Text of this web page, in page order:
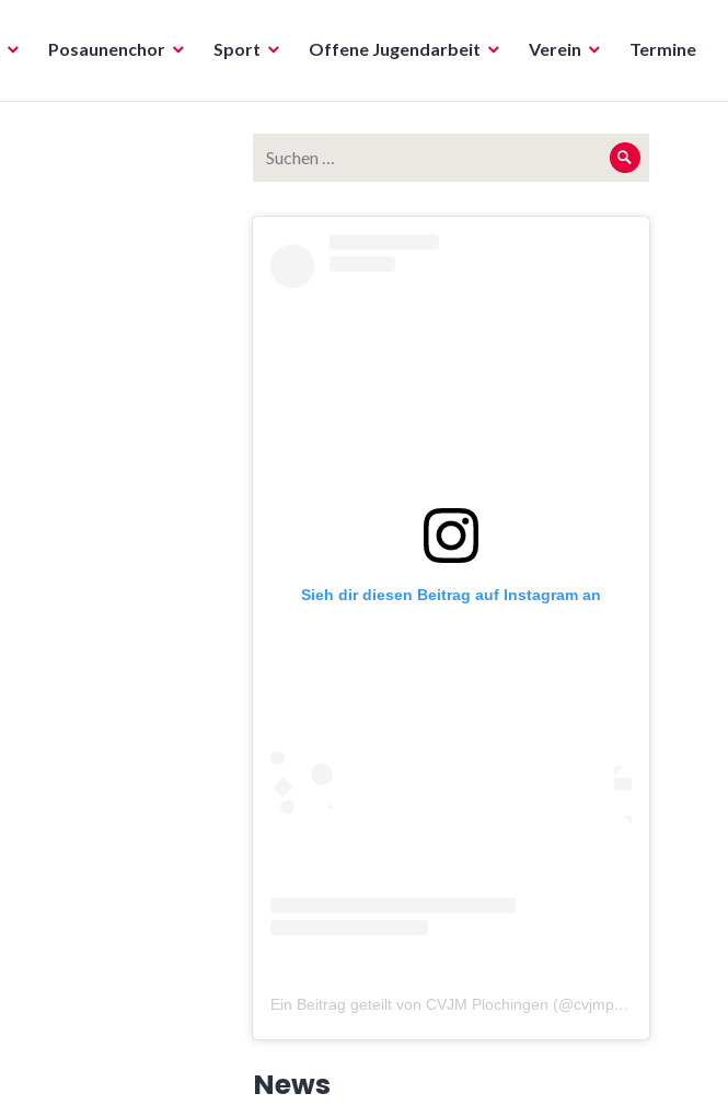
Posaunenchor Sport Offene Jugendarbeit Verein Termine
nach:
Suche
Sieh dir diesen Beitrag auf Instagram an
Ein Beitrag geteilt von CVJM Plochingen (@cvjmplochingen)
News